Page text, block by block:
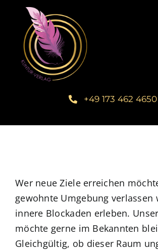
springen
Verlegerin
+49 173 462 4650
Wer neue Ziele erreichen
gewohnte Umgebung verlassen
innere Blockaden erleben.
möchte gerne im Bekannten
Gleichgültig, ob dieser Raum